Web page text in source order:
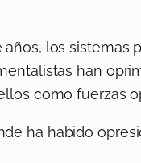
los sistemas
han
como fuerzas
ha habido